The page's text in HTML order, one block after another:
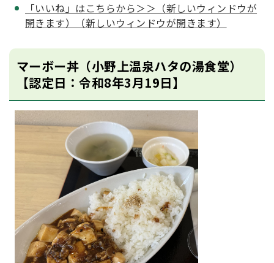
「いいね」はこちらから＞＞（新しいウィンドウが
開きます）（新しいウィンドウが開きます）
マーボー丼（小野上温泉ハタの湯食堂）
【認定日：令和8年3月19日】